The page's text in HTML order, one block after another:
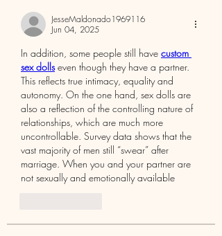
JesseMaldonado1969116
Jun 04, 2025
In addition, some people still have custom
sex dolls even though they have a partner.
This reflects true intimacy, equality and
autonomy. On the one hand, sex dolls are
also a reflection of the controlling nature of
relationships, which are much more
uncontrollable. Survey data shows that the
vast majority of men still “swear” after
marriage. When you and your partner are
not sexually and emotionally available